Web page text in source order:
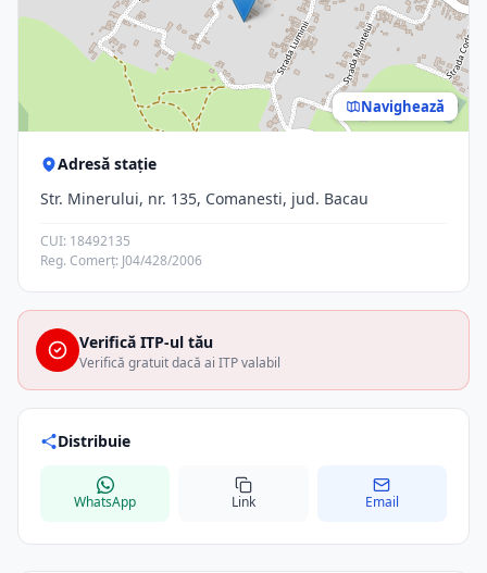
Navighează
Adresă stație
Str. Minerului, nr. 135, Comanesti, jud. Bacau
CUI: 18492135
Reg. Comerț: J04/428/2006
Verifică ITP-ul tău
Verifică gratuit dacă ai ITP valabil
Distribuie
WhatsApp Link Email